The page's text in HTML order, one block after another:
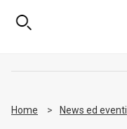
Home News ed eventi